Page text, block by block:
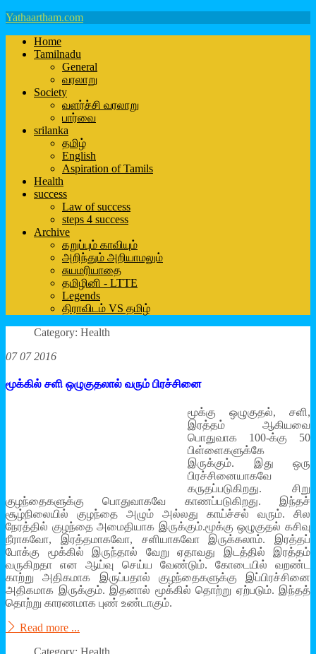
Yathaartham.com
Home
Tamilnadu
General
வரலாறு
Society
வளர்ச்சி வரலாறு
பார்வை
srilanka
தமிழ்
English
Aspiration of Tamils
Health
success
Law of success
steps 4 success
Archive
கறுப்பும் காவியும்
அறிந்தும் அறியாமலும்
சுயமரியாதை
தமிழினி - LTTE
Legends
திராவிடம் VS தமிழ்
Category: Health
07 07 2016
மூக்கில் சளி ஒழுகுதலால் வரும் பிரச்சினை
மூக்கு ஒழுகுதல், சளி,
இரத்தம் ஆகியவை
பொதுவாக 100-க்கு 50
பிள்ளைகளுக்கே
இருக்கும். இது ஒரு
பிரச்சினையாகவே
கருதப்படுகிறது. சிறு
குழந்தைகளுக்கு பொதுவாகவே காணப்படுகிறது. இந்தச்
சூழ்நிலையில் குழந்தை அழும் அல்லது காய்ச்சல் வரும். சில
நேரத்தில் குழந்தை அமைதியாக இருக்கும்.மூக்கு ஒழுகுதல் கசிவு
நீராகவோ, இரத்தமாகவோ, சளியாகவோ இருக்கலாம். இரத்தப்
போக்கு மூக்கில் இருந்தால் வேறு ஏதாவது இடத்தில் இரத்தம்
வருகிறதா என ஆய்வு செய்ய வேண்டும். கோடையில் வறண்ட
காற்று அதிகமாக இருப்பதால் குழந்தைகளுக்கு இப்பிரச்சினை
அதிகமாக இருக்கும். இதனால் மூக்கில் தொற்று ஏற்படும். இந்தத்
தொற்று காரணமாக புண் உண்டாகும்.
Read more ...
Category: Health